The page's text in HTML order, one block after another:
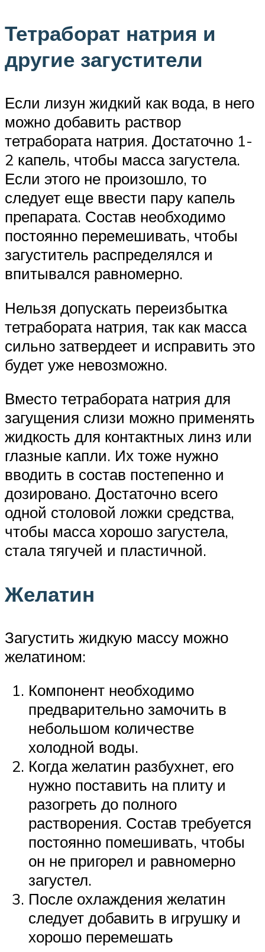
Тетраборат натрия и
другие загустители
Если лизун жидкий как вода, в него
можно добавить раствор
тетрабората натрия. Достаточно 1-
2 капель, чтобы масса загустела.
Если этого не произошло, то
следует еще ввести пару капель
препарата. Состав необходимо
постоянно перемешивать, чтобы
загуститель распределялся и
впитывался равномерно.
Нельзя допускать переизбытка
тетрабората натрия, так как масса
сильно затвердеет и исправить это
будет уже невозможно.
Вместо тетрабората натрия для
загущения слизи можно применять
жидкость для контактных линз или
глазные капли. Их тоже нужно
вводить в состав постепенно и
дозировано. Достаточно всего
одной столовой ложки средства,
чтобы масса хорошо загустела,
стала тягучей и пластичной.
Желатин
Загустить жидкую массу можно
желатином:
Компонент необходимо
предварительно замочить в
небольшом количестве
холодной воды.
Когда желатин разбухнет, его
нужно поставить на плиту и
разогреть до полного
растворения. Состав требуется
постоянно помешивать, чтобы
он не пригорел и равномерно
загустел.
После охлаждения желатин
следует добавить в игрушку и
хорошо перемешать